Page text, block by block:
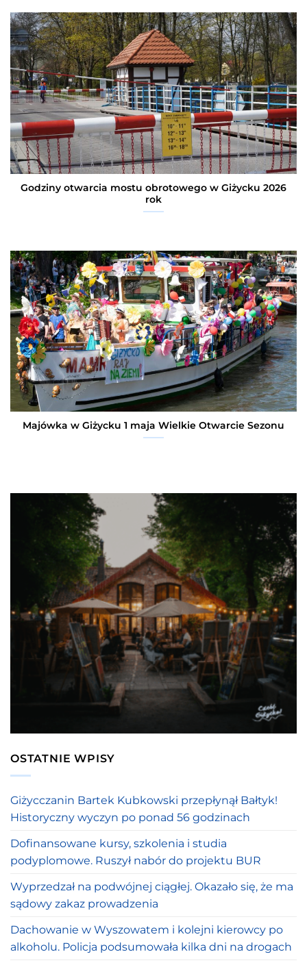
Godziny otwarcia mostu obrotowego w Giżycku 2026
rok
Majówka w Giżycku 1 maja Wielkie Otwarcie Sezonu
OSTATNIE WPISY
Giżycczanin Bartek Kubkowski przepłynął Bałtyk!
Historyczny wyczyn po ponad 56 godzinach
Dofinansowane kursy, szkolenia i studia
podyplomowe. Ruszył nabór do projektu BUR
Wyprzedzał na podwójnej ciągłej. Okazało się, że ma
sądowy zakaz prowadzenia
Dachowanie w Wyszowatem i kolejni kierowcy po
alkoholu. Policja podsumowała kilka dni na drogach